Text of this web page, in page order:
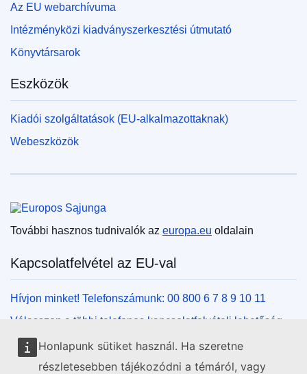
Honlapunk sütiket használ. Ha szeretne
részletesebben tájékozódni a témáról, vagy
Az EU webarchívuma
Intézményközi kiadványszerkesztési útmutató
Könyvtársarok
Eszközök
Kiadói szolgáltatások (EU-alkalmazottaknak)
Webeszközök
Európai Unió
További hasznos tudnivalók az europa.eu oldalain
Kapcsolatfelvétel az EU-val
Hívjon minket! Telefonszámunk: 00 800 6 7 8 9 10 11
Válasszon a többi telefonos kapcsolatfelvételi lehetőség
közül!
Írjon nekünk kapcsolatfelvételi űrlapunk kitöltésével!